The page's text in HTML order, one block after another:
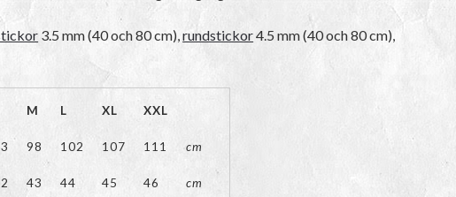
3.5 mm (40 och 80 cm),rundstickor4.5 mm (40 och 80 cm),
M L XL XXL
98 102 107 111 cm
43 44 45 46 cm